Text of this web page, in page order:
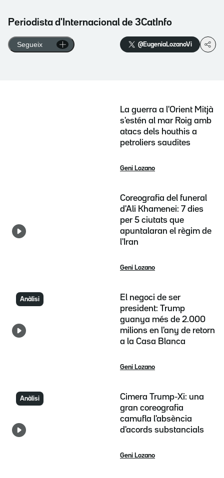
Periodista d'Internacional de 3CatInfo
Segueix @EugeniaLozanoVi
La guerra a l'Orient Mitjà
s'estén al mar Roig amb
atacs dels houthis a
petroliers saudites
Geni Lozano
Coreografia del funeral
d'Ali Khamenei: 7 dies
per 5 ciutats que
apuntalaran el règim de
l'Iran
Geni Lozano
Anàlisi
El negoci de ser
president: Trump
guanya més de 2.000
milions en l'any de retorn
a la Casa Blanca
Geni Lozano
Anàlisi
Cimera Trump-Xi: una
gran coreografia
camufla l'absència
d'acords substancials
Geni Lozano